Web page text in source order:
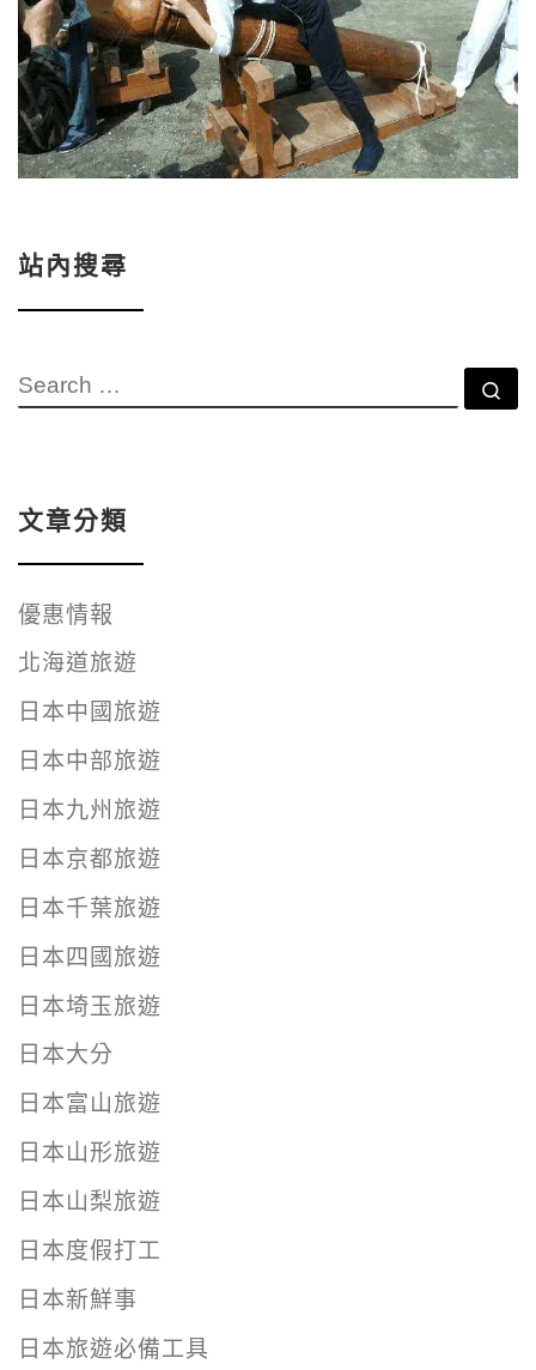
站內搜尋
SEARCH
文章分類
優惠情報
北海道旅遊
日本中國旅遊
日本中部旅遊
日本九州旅遊
日本京都旅遊
日本千葉旅遊
日本四國旅遊
日本埼玉旅遊
日本大分
日本富山旅遊
日本山形旅遊
日本山梨旅遊
日本度假打工
日本新鮮事
日本旅遊必備工具